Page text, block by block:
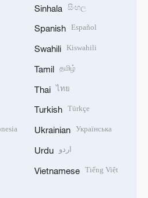
Sinhala සිංහල
Spanish Español
Swahili Kiswahili
Tamil தமிழ்
Thai ไทย
Turkish Türkçe
Ukrainian Українська
Urdu اردو
Vietnamese Tiếng Việt